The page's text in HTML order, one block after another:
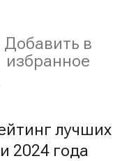
Добавить в
избранное
лучших
2024 года